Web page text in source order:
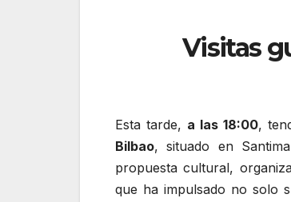
Visitas
Esta tarde, a las 18:00,
Bilbao, situado en
propuesta cultural,
que ha impulsado no solo